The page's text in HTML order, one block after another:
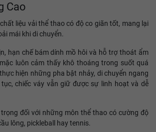
Cao
liệu vải thể thao có độ co giãn tốt, mang lại
mái khi di chuyển.
hạn chế bám dính mồ hôi và hỗ trợ thoát ẩm
luôn cảm thấy khô thoáng trong suốt quá
hiện những pha bật nhảy, di chuyển ngang
chiếc váy vẫn giữ được sự linh hoạt và dễ
đối với những môn thể thao có cường độ
lông, pickleball hay tennis.